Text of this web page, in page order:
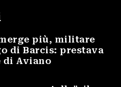
più, militare
di Barcis: prestava
di Aviano